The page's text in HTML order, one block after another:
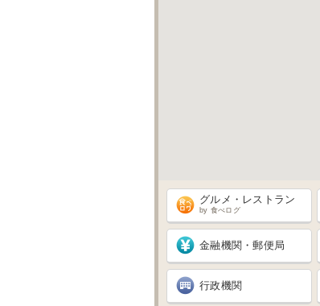
グルメ・レストラン
by 食べログ
金融機関・郵便局
行政機関